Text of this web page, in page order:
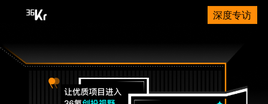
深度专访